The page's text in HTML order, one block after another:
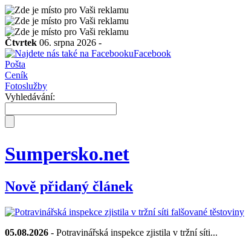
Čtvrtek 06. srpna 2026 -
Facebook
Pošta
Ceník
Fotoslužby
Vyhledávání:
Sumpersko.net
Nově přidaný článek
05.08.2026 - Potravinářská inspekce zjistila v tržní síti...